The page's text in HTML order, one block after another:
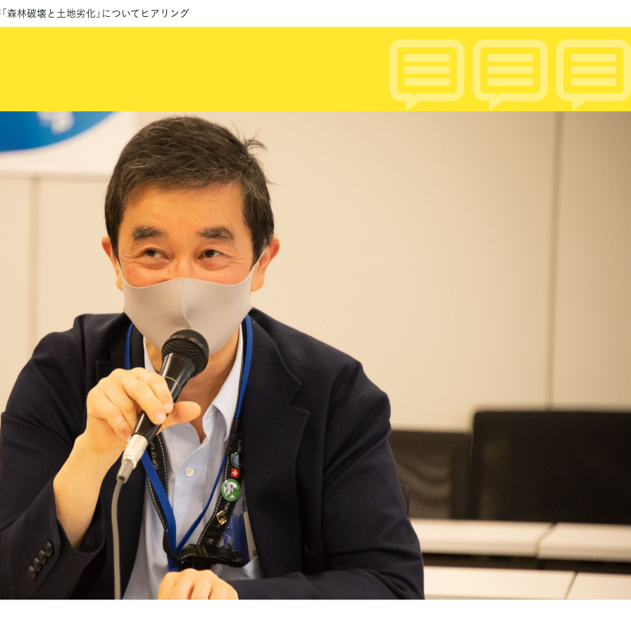
森林破壊と土地劣化」についてヒアリング